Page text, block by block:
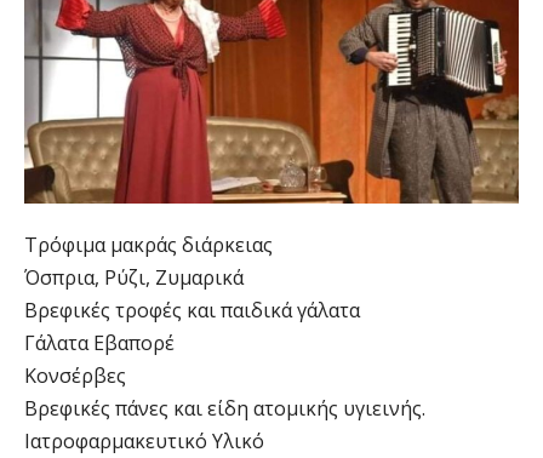
Τρόφιμα μακράς διάρκειας
Όσπρια, Ρύζι, Ζυμαρικά
Βρεφικές τροφές και παιδικά γάλατα
Γάλατα Εβαπορέ
Κονσέρβες
Βρεφικές πάνες και είδη ατομικής υγιεινής.
Ιατροφαρμακευτικό Υλικό